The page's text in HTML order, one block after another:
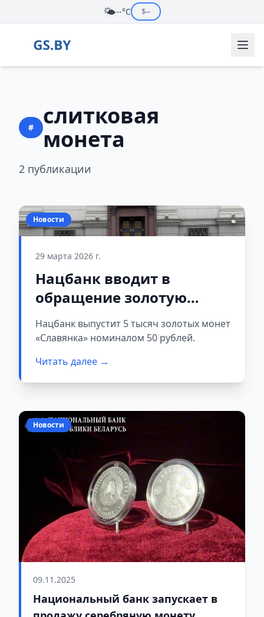
🌤️--°C $--
#
слитковая
монета
2 публикации
Новости
29 марта 2026 г.
Нацбанк вводит в
обращение золотую
монету «Славянка»
Нацбанк выпустит 5 тысяч золотых монет
«Славянка» номиналом 50 рублей.
Читать далее →
Новости
09.11.2025
Национальный банк запускает в